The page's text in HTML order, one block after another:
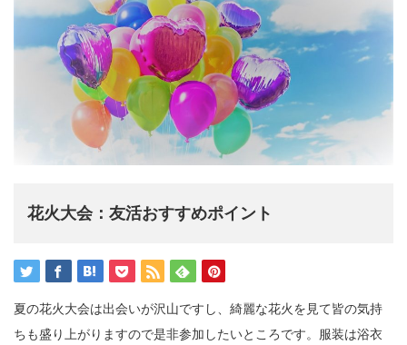
花火大会：友活おすすめポイント
夏の花火大会は出会いが沢山ですし、綺麗な花火を見て皆の気持
ちも盛り上がりますので是非参加したいところです。服装は浴衣